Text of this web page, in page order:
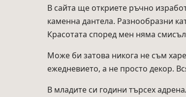
В сайта ще откриете ръчно
каменна дантела. Разнообразни
Красотата според мен няма
Може би затова никога не съм
ежедневието, а не просто декор.
В младите си години търсех